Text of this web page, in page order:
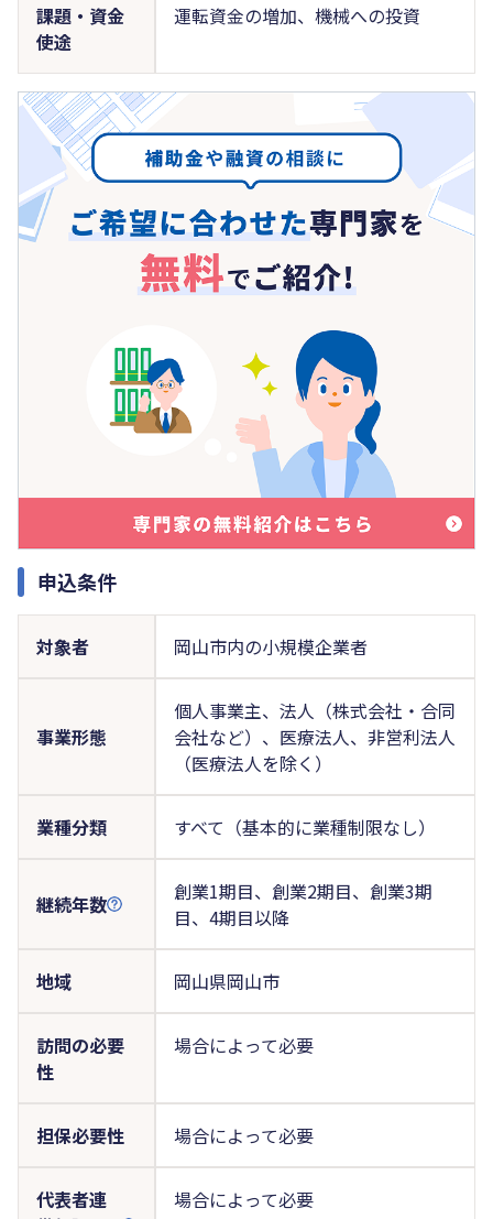
課題・資金
使途
運転資金の増加、機械への投資
申込条件
対象者 岡山市内の小規模企業者
事業形態
個人事業主、法人（株式会社・合同
会社など）、医療法人、非営利法人
（医療法人を除く）
業種分類 すべて（基本的に業種制限なし）
継続年数
創業1期目、創業2期目、創業3期
目、4期目以降
地域 岡山県岡山市
訪問の必要
性
場合によって必要
担保必要性 場合によって必要
代表者連
場合によって必要